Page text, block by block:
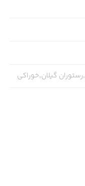
گیلان,خوراکی